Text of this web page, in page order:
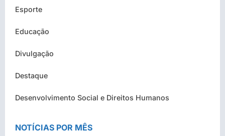
Esporte
Educação
Divulgação
Destaque
Desenvolvimento Social e Direitos Humanos
NOTÍCIAS POR MÊS